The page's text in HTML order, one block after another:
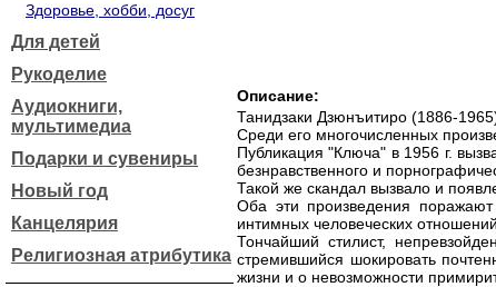
Здоровье, хобби, досуг
Для детей
Рукоделие
Аудиокниги,
мультимедиа
Подарки и сувениры
Новый год
Канцелярия
Религиозная атрибутика
Описание:
Танидзаки Дзюнъитиро (1886-
Среди его многочисленных
Публикация "Ключа" в 1956 г.
безнравственного и
Такой же скандал вызвало и
Оба эти произведения
интимных человеческих отношений.
Тончайший стилист,
стремившийся шокировать
жизни и о невозможности